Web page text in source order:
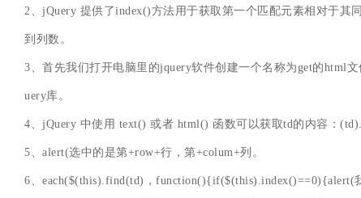
2、jQuery 提供了index()方法用于获取第一个匹配元素相对于
到列数。
3、首先我们打开电脑里的jquery软件创建一个名称为get的html
uery库。
4、jQuery 中使用 text() 或者 html() 函数可以获取td的内容：
5、alert(选中的是第+row+行，第+colum+列。
6、each($(this).find(td)，function(){if($(this).index()==0){alert(